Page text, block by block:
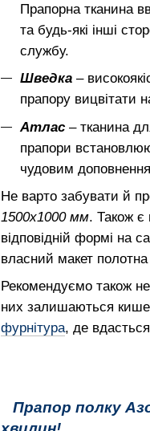
Прапорна тканина
та будь-які інші
службу.
Шведка –
прапору вицвітати
Атлас – тканина
прапори
чудовим
Не варто забувати й
1500х1000 мм. Також
відповідній формі на
власний макет
Рекомендуємо також
них залишаються
фурнітура, де
Прапор полку